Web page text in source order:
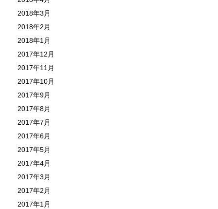
2018年3月
2018年2月
2018年1月
2017年12月
2017年11月
2017年10月
2017年9月
2017年8月
2017年7月
2017年6月
2017年5月
2017年4月
2017年3月
2017年2月
2017年1月